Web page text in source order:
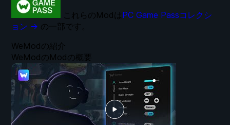
WeModの紹介
WeModのModの概要
これらのModは PC Game Passコレクシ
ョン → の一部です。